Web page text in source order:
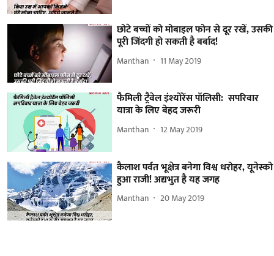
छोटे बच्चों को मोबाइल फोन से दूर रखें, उसकी
पूरी जिंदगी हो सकती है बर्बाद!
Manthan 11 May 2019
फैमिली ट्रैवेल इंश्योरेंस पॉलिसी: सपरिवार
यात्रा के लिए बेहद जरूरी
Manthan 12 May 2019
कैलाश पर्वत भूक्षेत्र बनेगा विश्व धरोहर, यूनेस्को
हुआ राजी! अद्यभुत है यह जगह
Manthan 20 May 2019